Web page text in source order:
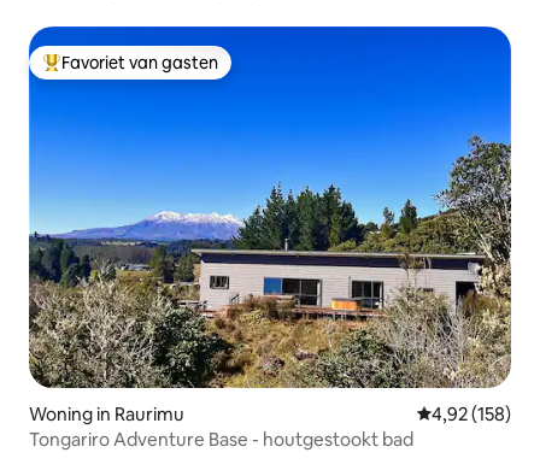
Topfavoriet van gasten
Favoriet van gasten
Woning in Raurimu Gemiddelde
4,92 (158)
Tongariro Adventure Base - houtgestookt bad